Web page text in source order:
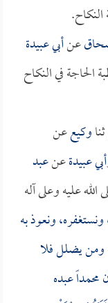
عنأبي عبيدة
الحاجة في النكاح
وكيععن
أبي عبيدةعنعبد
عليه وعلى آله
ونستغفره، ونعوذ به
ومن يضلل فلا
محمداً عبده